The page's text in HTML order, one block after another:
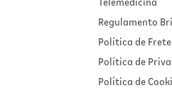
Telemedicina
Regulamento
Política de Frete
Política de
Política de